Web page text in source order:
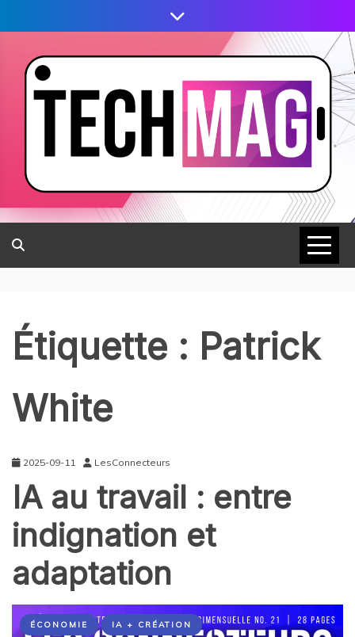
Étiquette : Patrick
White
2025-09-11 LesConnecteurs
IA au travail : entre
indignation et
adaptation
ÉCONOMIE IA + CRÉATION